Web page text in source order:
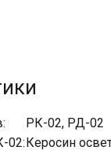
РК-02, РД-02
02:Керосин